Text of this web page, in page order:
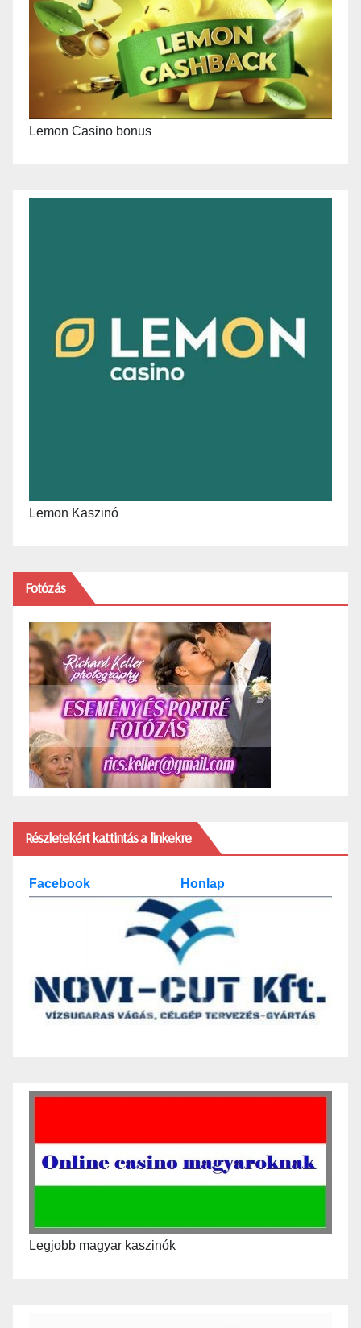
Lemon Casino bonus
Lemon Kaszinó
Fotózás
Részletekért kattintás a linkekre
Facebook Honlap
Legjobb magyar kaszinók